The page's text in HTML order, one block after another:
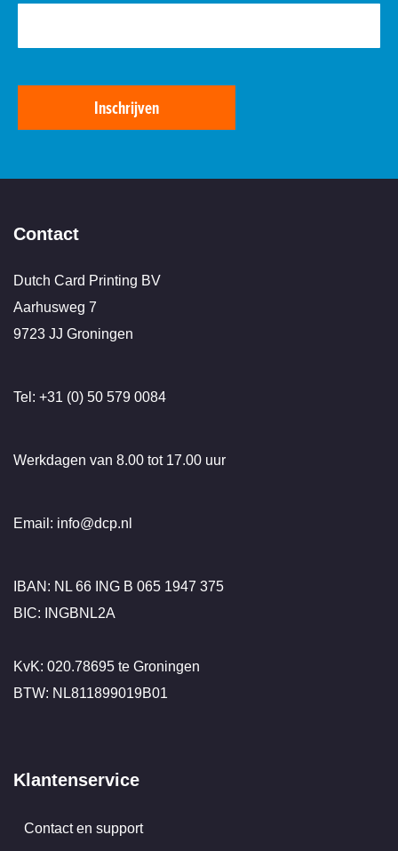
Inschrijven
Contact
Dutch Card Printing BV
Aarhusweg 7
9723 JJ Groningen
Tel: +31 (0) 50 579 0084
Werkdagen van 8.00 tot 17.00 uur
Email: info@dcp.nl
IBAN: NL 66 ING B 065 1947 375
BIC: INGBNL2A
KvK: 020.78695 te Groningen
BTW: NL811899019B01
Klantenservice
Contact en support